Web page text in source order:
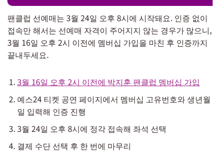
팬클럽 선예매는 3월 24일 오후 8시에 시작돼요. 인증 없이
접속만 해서는 선예매 자격이 주어지지 않는 경우가 많으니,
3월 16일 오후 2시 이전에 멤버십 가입을 마친 후 인증까지
끝내두세요.
3월 16일 오후 2시 이전에 박지훈 팬클럽 멤버십 가입
예스24 티켓 공연 페이지에서 멤버십 고유번호와 생년월
일 입력해 인증 진행
3월 24일 오후 8시에 정각 접속해 좌석 선택
결제 수단 선택 후 한 번에 마무리